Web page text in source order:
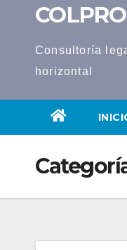
Consultoría
horizontal